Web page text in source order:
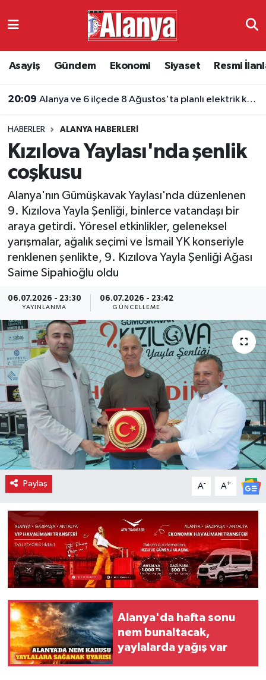
Asayiş Gündem Ekonomi Siyaset Resmi
20:09 Kur'an kursunda öğrenciye şiddet kamerada
HABERLER ALANYA HABERLERI
Kızılova Yaylası'nda şenlik
coşkusu
Alanya'nın Gümüşkavak Yaylası'nda düzenlenen
9. Kızılova Yayla Şenliği, binlerce vatandaşı bir
araya getirdi. Yöresel etkinlikler, geleneksel
yarışmalar, ağalık seçimi ve İsmail YK konseriyle
renklenen şenlikte, 9. Kızılova Yayla Şenliği Ağası
Saime Sipahioğlu oldu
06.07.2026 - 23:30
YAYINLANMA
06.07.2026 - 23:42
GÜNCELLEME
Paylaş A- A+
Alanya'da hafta sonu
nem bunaltacak,
yaylalarda yağış var
Ekonomi
Resmi İlanlar
Alanyaspor
Turizm
E-Gazete
Antalya Namaz Vakitleri
Süper Lig Puan Durumu ve Fikstür
Tüm Manşetler
Son Dakika Haberleri
Haber Arşivi